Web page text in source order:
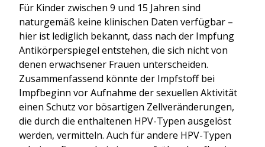
Für Kinder zwischen 9 und 15 Jahren sind
naturgemäß keine klinischen Daten verfügbar –
hier ist lediglich bekannt, dass nach der Impfung
Antikörperspiegel entstehen, die sich nicht von
denen erwachsener Frauen unterscheiden.
Zusammenfassend könnte der Impfstoff bei
Impfbeginn vor Aufnahme der sexuellen Aktivität
einen Schutz vor bösartigen Zellveränderungen,
die durch die enthaltenen HPV-Typen ausgelöst
werden, vermitteln. Auch für andere HPV-Typen